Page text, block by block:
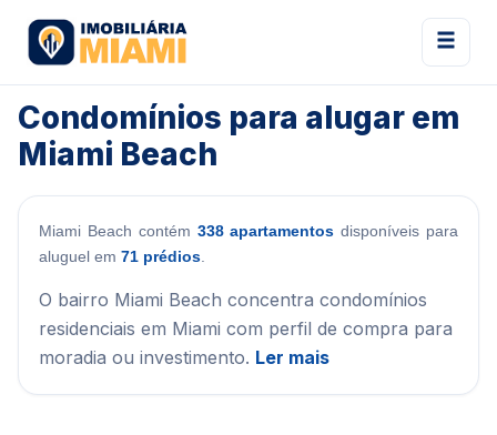
Condomínios para alugar em
Miami Beach
Miami Beach contém 338 apartamentos disponíveis para
aluguel em 71 prédios
O bairro Miami Beach concentra condomínios
residenciais em Miami com perfil de compra para
moradia ou investimento. Ler mais